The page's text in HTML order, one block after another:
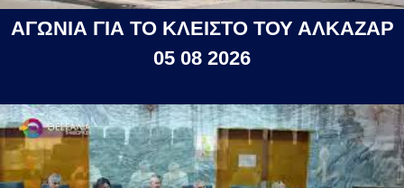
ΑΓΩΝΙΑ ΓΙΑ ΤΟ ΚΛΕΙΣΤΟ ΤΟΥ ΑΛΚΑΖΑΡ
05 08 2026